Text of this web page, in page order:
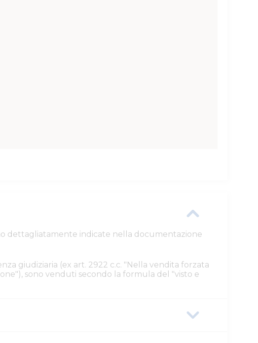
dettagliatamente indicate nella documentazione
giudiziaria (ex art. 2922 c.c. "Nella vendita forzata
sono venduti secondo la formula del "visto e